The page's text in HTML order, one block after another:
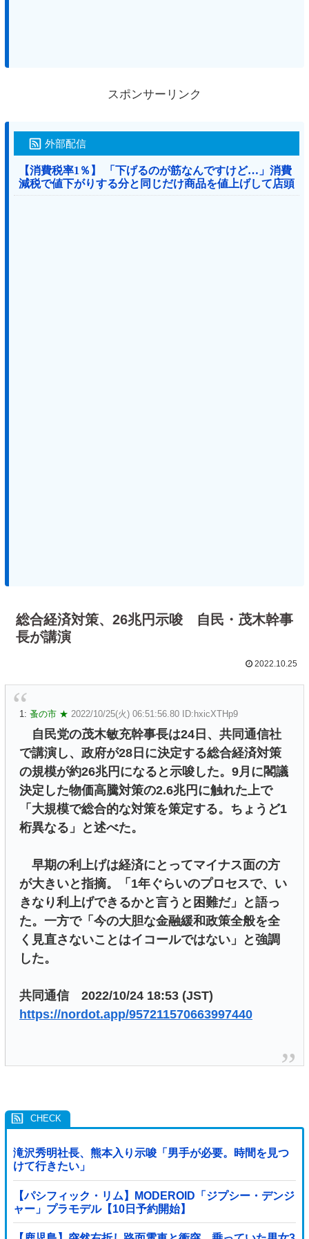
スポンサーリンク
外部配信
【消費税率1％】 「下げるのが筋なんですけど…」消費
減税で値下がりする分と同じだけ商品を値上げして店頭
価格を変えない店も
総合経済対策、26兆円示唆 自民・茂木幹事
長が講演
2022.10.25
1: 蚤の市 ★ 2022/10/25(火) 06:51:56.80 ID:hxicXTHp9
自民党の茂木敏充幹事長は24日、共同通信社
で講演し、政府が28日に決定する総合経済対策
の規模が約26兆円になると示唆した。9月に閣議
決定した物価高騰対策の2.6兆円に触れた上で
「大規模で総合的な対策を策定する。ちょうど1
桁異なる」と述べた。
早期の利上げは経済にとってマイナス面の方
が大きいと指摘。「1年ぐらいのプロセスで、い
きなり利上げできるかと言うと困難だ」と語っ
た。一方で「今の大胆な金融緩和政策全般を全
く見直さないことはイコールではない」と強調
した。
共同通信 2022/10/24 18:53 (JST)
https://nordot.app/957211570663997440
滝沢秀明社長、熊本入り示唆「男手が必要。時間を見つ
けて行きたい」
【パシフィック・リム】MODEROID「ジプシー・デンジ
ャー」プラモデル【10日予約開始】